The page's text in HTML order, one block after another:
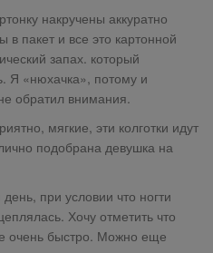
накручены аккуратно
в пакет и все это картонной
запах. который
Я «нюхачка», потому и
обратил внимания.
мягкие, эти колготки идут
подобрана девушка на
при условии что ногти
Хочу отметить что
очень быстро. Можно еще